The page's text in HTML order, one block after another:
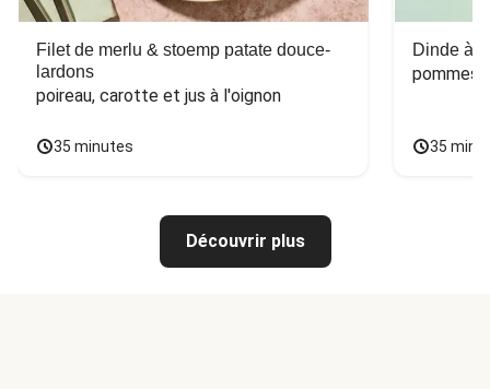
Filet de merlu & stoemp patate douce-
lardons
poireau, carotte et jus à l'oignon
35 minutes
Dinde à
pommes
35
Découvrir plus